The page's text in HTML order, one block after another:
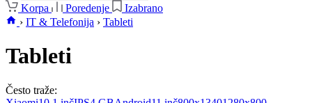
Korpa Poredenje
Izabrano
› IT & Telefonija › Tableti
Tableti
Često traže: